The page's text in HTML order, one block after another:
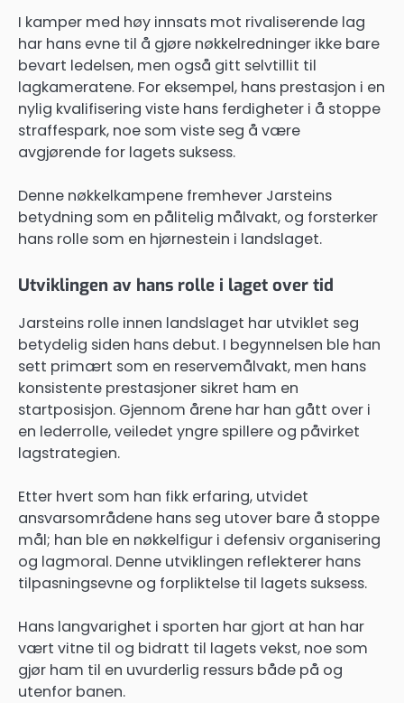
I kamper med høy innsats mot rivaliserende lag
har hans evne til å gjøre nøkkelredninger ikke bare
bevart ledelsen, men også gitt selvtillit til
lagkameratene. For eksempel, hans prestasjon i en
nylig kvalifisering viste hans ferdigheter i å stoppe
straffespark, noe som viste seg å være
avgjørende for lagets suksess.
Denne nøkkelkampene fremhever Jarsteins
betydning som en pålitelig målvakt, og forsterker
hans rolle som en hjørnestein i landslaget.
Utviklingen av hans rolle i laget over tid
Jarsteins rolle innen landslaget har utviklet seg
betydelig siden hans debut. I begynnelsen ble han
sett primært som en reservemålvakt, men hans
konsistente prestasjoner sikret ham en
startposisjon. Gjennom årene har han gått over i
en lederrolle, veiledet yngre spillere og påvirket
lagstrategien.
Etter hvert som han fikk erfaring, utvidet
ansvarsområdene hans seg utover bare å stoppe
mål; han ble en nøkkelfigur i defensiv organisering
og lagmoral. Denne utviklingen reflekterer hans
tilpasningsevne og forpliktelse til lagets suksess.
Hans langvarighet i sporten har gjort at han har
vært vitne til og bidratt til lagets vekst, noe som
gjør ham til en uvurderlig ressurs både på og
utenfor banen.